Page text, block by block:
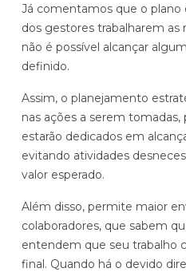
Já comentamos que o
dos gestores trabalharem as
não é possível alcançar
definido.
Assim, o planejamento
nas ações a serem
estarão dedicados em
evitando atividades
valor esperado.
Além disso, permite maior
colaboradores, que sabem
entendem que seu trabalho
final. Quando há o devido